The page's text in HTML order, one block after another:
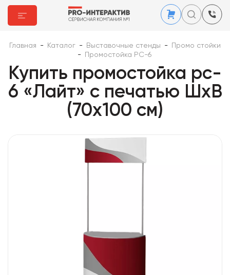
Главная - Каталог - Выставочные стенды -
Промо стойки
-
Промостойка PC-6
Купить промостойка pc-
6 «Лайт» с печатью ШхВ
(70х100 см)